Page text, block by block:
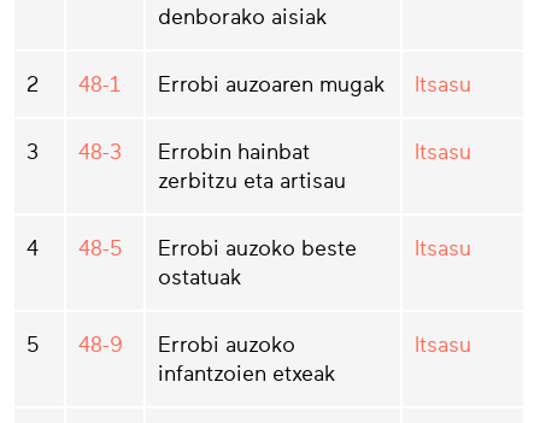
denborako aisiak
2 48-1 Errobi auzoaren mugak Itsasu
3 48-3
Errobin hainbat
zerbitzu eta artisau
Itsasu
4 48-5
Errobi auzoko beste
ostatuak
Itsasu
5 48-9
Errobi auzoko
infantzoien etxeak
Itsasu